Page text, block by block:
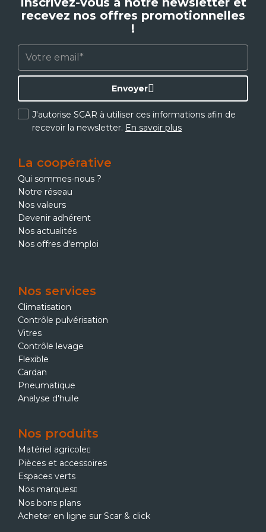
recevez nos offres promotionnelles
!
J'autorise SCAR à utiliser ces informations afin de
recevoir la newsletter. En savoir plus
Envoyer
La coopérative
Qui sommes-nous ?
Notre réseau
Nos valeurs
Devenir adhérent
Nos actualités
Nos offres d'emploi
Nos services
Climatisation
Contrôle pulvérisation
Vitres
Contrôle levage
Flexible
Cardan
Pneumatique
Analyse d'huile
Nos produits
Matériel agricole
Pièces et accessoires
Espaces verts
Nos marques
Nos bons plans
Acheter en ligne sur Scar & click